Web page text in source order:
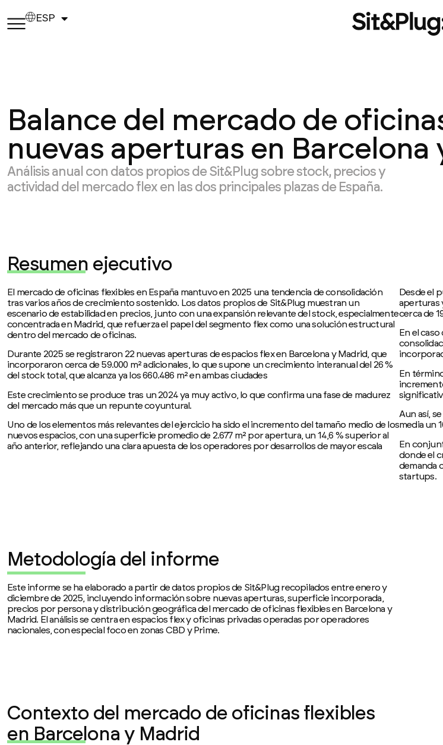
ESP
Balance del mercado de
nuevas aperturas en Barcelona
Análisis anual con datos propios de Sit&Plug sobre stock, precios y
actividad del mercado flex en las dos principales plazas de España.
Resumen ejecutivo
El mercado de oficinas flexibles en España mantuvo en 2025 una tendencia de consolidación
tras varios años de crecimiento sostenido. Los datos propios de Sit&Plug muestran un
escenario de estabilidad en precios, junto con una expansión relevante del stock, especialmente
concentrada en Madrid, que refuerza el papel del segmento flex como una solución estructural
dentro del mercado de oficinas.
Durante 2025 se registraron 22 nuevas aperturas de espacios flex en Barcelona y Madrid, que
incorporaron cerca de 59.000 m² adicionales, lo que supone un crecimiento interanual del 26 %
del stock total, que alcanza ya los 660.486 m² en ambas ciudades
Este crecimiento se produce tras un 2024 ya muy activo, lo que confirma una fase de madurez
del mercado más que un repunte coyuntural.
Uno de los elementos más relevantes del ejercicio ha sido el incremento del tamaño medio de los
nuevos espacios, con una superficie promedio de 2.677 m² por apertura, un 14,6 % superior al
año anterior, reflejando una clara apuesta de los operadores por desarrollos de mayor escala
Desde el
aperturas
cerca de
En el
En
Aun así,
media un
En
donde el
demanda
startups.
Metodología del informe
Este informe se ha elaborado a partir de datos propios de Sit&Plug recopilados entre enero y
diciembre de 2025, incluyendo información sobre nuevas aperturas, superficie incorporada,
precios por persona y distribución geográfica del mercado de oficinas flexibles en Barcelona y
Madrid. El análisis se centra en espacios flex y oficinas privadas operadas por operadores
nacionales, con especial foco en zonas CBD y Prime.
Contexto del mercado de oficinas flexibles
en Barcelona y Madrid